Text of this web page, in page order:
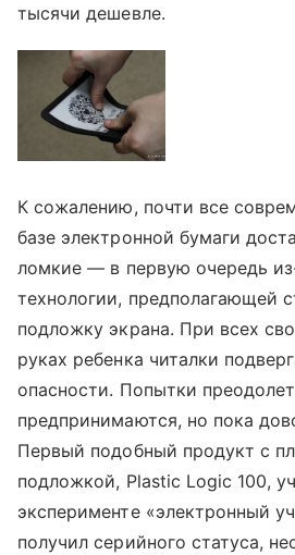
тысячи дешевле.
К сожалению, почти все
базе электронной бумаги
ломкие — в первую очередь
технологии, предполагающей
подложку экрана. При всех
руках ребенка читалки
опасности. Попытки
предпринимаются, но пока
Первый подобный продукт с
подложкой, Plastic Logic 100,
эксперименте «электронный
получил серийного статуса,